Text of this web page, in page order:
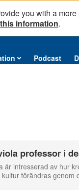
you with a
this information.
Podcast
professor i
är intresserad av hur
förändras genom